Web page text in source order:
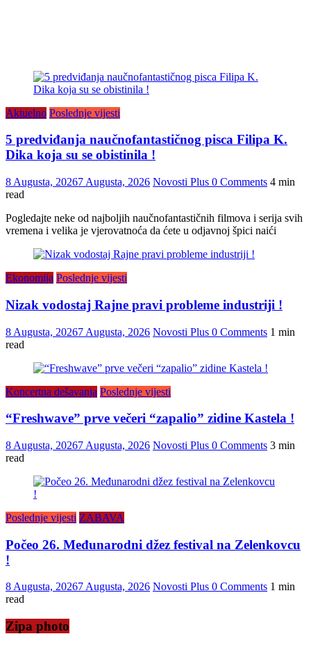
Aktuelno Poslednje vijesti
5 predviđanja naučnofantastičnog pisca Filipa K.
Dika koja su se obistinila !
8 Augusta, 20267 Augusta, 2026 Novosti Plus 0 Comments 4 min
read
Pogledajte neke od najboljih naučnofantastičnih filmova i serija svih
vremena i velika je vjerovatnoća da ćete u odjavnoj špici naići
Ekonomija Poslednje vijesti
Nizak vodostaj Rajne pravi probleme industriji !
8 Augusta, 20267 Augusta, 2026 Novosti Plus 0 Comments 1 min
read
Koncertna dešavanja Poslednje vijesti
“Freshwave” prve večeri “zapalio” zidine Kastela !
8 Augusta, 20267 Augusta, 2026 Novosti Plus 0 Comments 3 min
read
Poslednje vijesti ZABAVA
Počeo 26. Međunarodni džez festival na Zelenkovcu
!
8 Augusta, 20267 Augusta, 2026 Novosti Plus 0 Comments 1 min
read
Zipa photo